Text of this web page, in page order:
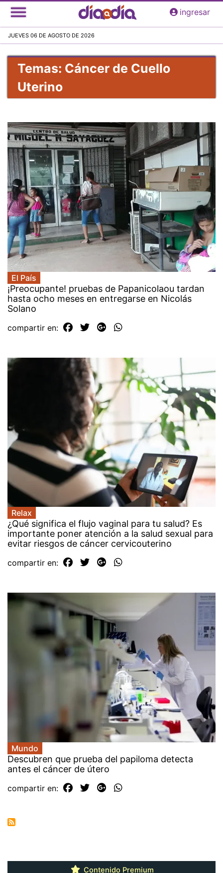
Pasar
al
principal
ingresar
JUEVES 06 DE AGOSTO DE 2026
Temas: Cáncer de Cuello
Uterino
El País
¡Preocupante! pruebas de Papanicolaou tardan
hasta ocho meses en entregarse en Nicolás
Solano
compartir en:
Relax
¿Qué significa el flujo vaginal para tu salud? Es
importante poner atención a la salud sexual para
evitar riesgos de cáncer cervicouterino
compartir en:
Mundo
Descubren que prueba del papiloma detecta
antes el cáncer de útero
compartir en:
Contenido Premium